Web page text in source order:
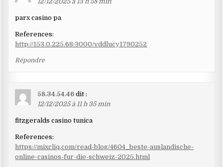
parx casino pa
References:
http://153.0.225.68:3000/vddlucy1790252
Répondre
58.34.54.46 dit :
12/12/2025 à 11 h 35 min
fitzgeralds casino tunica
References:
https://mixcliq.com/read-blog/4604_beste-auslandische-
online-casinos-fur-die-schweiz-2025.html